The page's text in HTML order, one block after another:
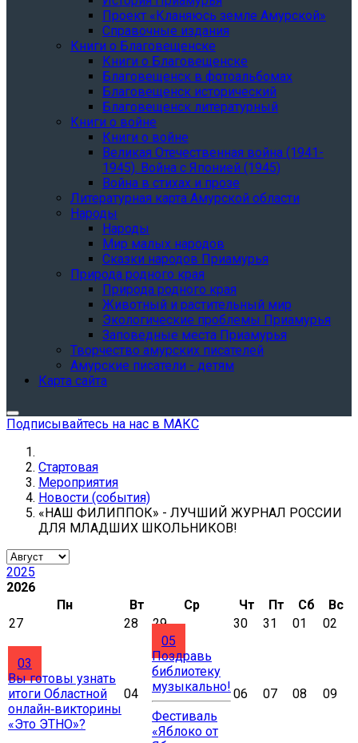
Проект «Кланяюсь земле Амурской»
Справочные издания
Книги о Благовещенске
Книги о Благовещенске
Благовещенск в фотоальбомах
Благовещенск исторический
Благовещенск литературный
Книги о войне
Книги о войне
Великая Отечественная война (1941-
1945). Война с Японией (1945)
Война в стихах и прозе
Литературная карта Амурской области
Народы
Народы
Мир малых народов
Сказки народов Приамурья
Природа родного края
Природа родного края
Животный и растительный мир
Экологические проблемы Приамурья
Заповедные места Приамурья
Творчество амурских писателей
Амурские писатели - детям
Карта сайта
Подписывайтесь на нас в МАКС
Стартовая
Мероприятия
Новости (события)
«НАШ ФИЛИППОК» - ЛУЧШИЙ ЖУРНАЛ РОССИИ
ДЛЯ МЛАДШИХ ШКОЛЬНИКОВ!
2025
2026
Пн
Вт Ср Чт Пт Сб
Вс
27
28 29 30 31 01 02
03
Вы готовы узнать
итоги Областной
онлайн‑викторины
«Это ЭТНО»?
04
05
Поздравь
библиотеку
музыкально!
Фестиваль
«Яблоко от
06 07 08 09